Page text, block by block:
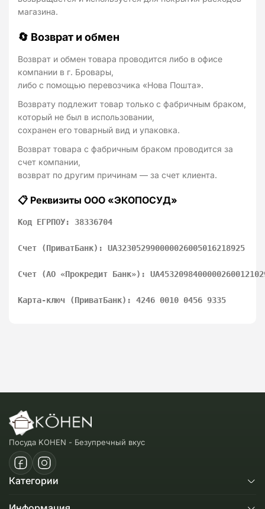
магазина.
🔄 Возврат и обмен
Возврат и обмен товара проводится либо в офисе
компании в г. Бровары,
либо с помощью перевозчика «Нова Пошта».
Возврату подлежит товар только с фабричным браком,
который не был в использовании,
сохранен его товарный вид и упаковка.
Возврат товара с фабричным браком проводится за
счет компании,
возврат по другим причинам — за счет клиента.
📋 Реквизиты ООО «ЭКОПОСУД»
Код ЕГРПОУ: 38336704
Счет (ПриватБанк): UA323052990000026005016218925
Счет (АО «Прокредит Банк»):
Карта-ключ (ПриватБанк): 4246 0010 0456 9335
Посуда KOHEN - Безупречный вкус
Категории